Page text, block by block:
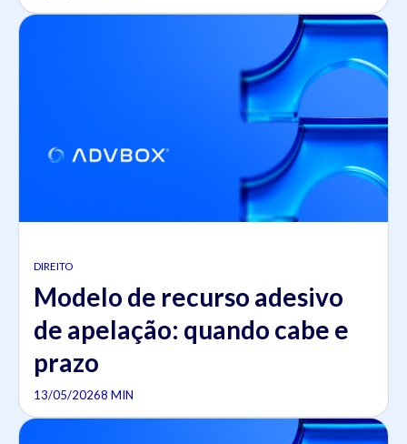
DIREITO
Modelo de recurso adesivo
de apelação: quando cabe e
prazo
13/05/20268 MIN